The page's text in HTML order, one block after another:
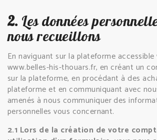
2. Les données
nous recueillons
En naviguant sur la plateforme accessible
www.belles-his-thouars.fr, en créant un
sur la plateforme, en procédant à des
plateforme et en communiquant avec
amenés à nous communiquer des
personnelles vous concernant.
2.1 Lors de la création de votre